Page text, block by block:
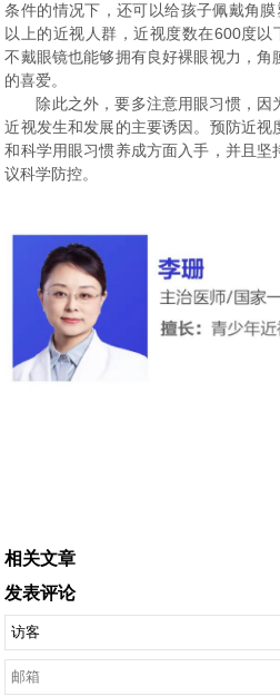
条件的情况下，还可以给孩子佩戴角
以上的近视人群，近视度数在600度
不戴眼镜也能够拥有良好裸眼视力，角
的喜爱。
除此之外，要多注意用眼习惯，
近视发生和发展的主要诱因。预防近
和科学用眼习惯养成方面入手，并且
议科学防控。
相关文章
发表评论